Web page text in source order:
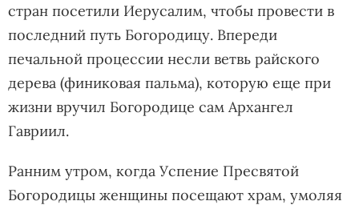
стран посетили Иерусалим, чтобы провести в
последний путь Богородицу. Впереди
печальной процессии несли ветвь райского
дерева (финиковая пальма), которую еще при
жизни вручил Богородице сам Архангел
Гавриил.
Ранним утром, когда Успение Пресвятой
Богородицы женщины посещают храм, умоляя